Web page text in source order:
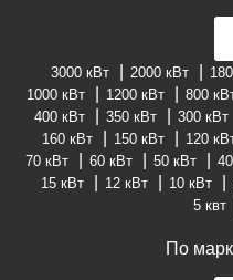
3000 кВт 2000 кВт
1000 кВт
1200 кВт 800
400 кВт
350 кВт 300 кВт
160 кВт
150 кВт 120
70 кВт
60 кВт 50 кВт
15 кВт
12 кВт 10 кВт
5 квт
По